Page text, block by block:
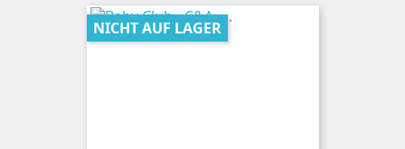
NICHT AUF LAGER